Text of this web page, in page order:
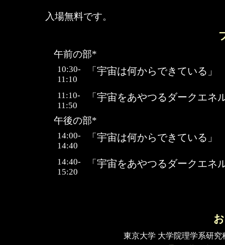
入場無料です。
午前の部*
10:30-
11:10
「宇宙は何からできている」
11:10-
11:50
「宇宙をあやつるダークエネ
午後の部*
14:00-
14:40
「宇宙は何からできている」
14:40-
15:20
「宇宙をあやつるダークエネ
東京大学 大学院理学系研